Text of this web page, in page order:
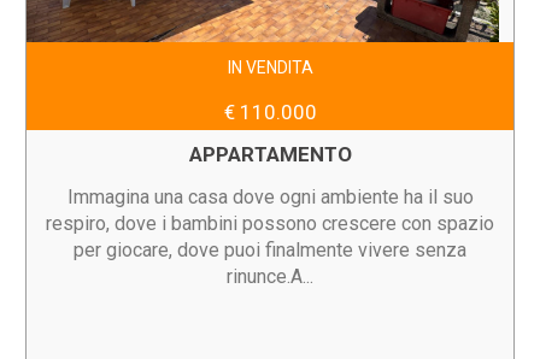
IN VENDITA
€ 110.000
APPARTAMENTO
Immagina una casa dove ogni ambiente ha il suo
respiro, dove i bambini possono crescere con spazio
per giocare, dove puoi finalmente vivere senza
rinunce.A...